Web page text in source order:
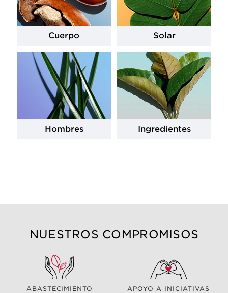
Cuerpo Solar
Hombres Ingredientes
NUESTROS COMPROMISOS
ABASTECIMIENTO
APOYO A INICIATIVAS